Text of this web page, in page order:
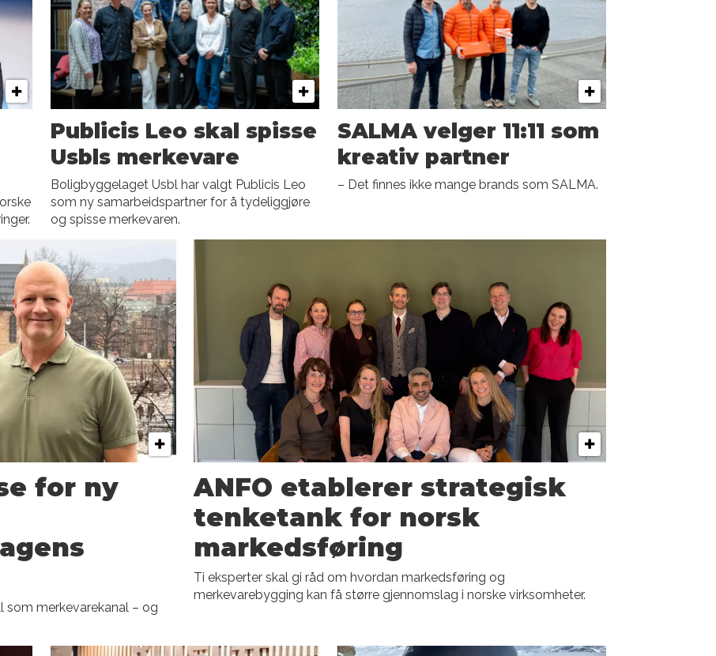
Publicis Leo skal spisse
Usbls merkevare
Boligbyggelaget Usbl har valgt Publicis Leo
som ny samarbeidspartner for å tydeliggjøre
og spisse merkevaren.
SALMA velger 11:11 som
kreativ partner
– Det finnes ikke mange brands som SALMA.
for ny
merkevarekanal – og
ANFO etablerer strategisk
tenketank for norsk
markedsføring
Ti eksperter skal gi råd om hvordan markedsføring og
merkevarebygging kan få større gjennomslag i norske virksomheter.